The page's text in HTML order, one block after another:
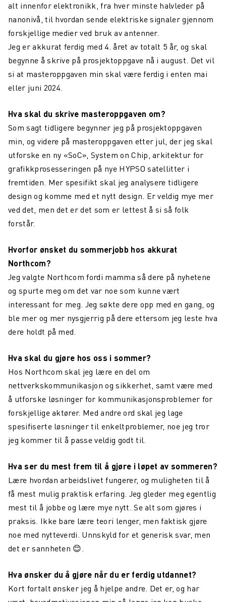
alt innenfor elektronikk, fra hver minste halvleder på
nanonivå, til hvordan sende elektriske signaler gjennom
forskjellige medier ved bruk av antenner.
Jeg er akkurat ferdig med 4. året av totalt 5 år, og skal
begynne å skrive på prosjektoppgave nå i august. Det vil
si at masteroppgaven min skal være ferdig i enten mai
eller juni 2024.
Hva skal du skrive masteroppgaven om?
Som sagt tidligere begynner jeg på prosjektoppgaven
min, og videre på masteroppgaven etter jul, der jeg skal
utforske en ny «SoC», System on Chip, arkitektur for
grafikkprosesseringen på nye HYPSO satellitter i
fremtiden. Mer spesifikt skal jeg analysere tidligere
design og komme med et nytt design. Er veldig mye mer
ved det, men det er det som er lettest å si så folk
forstår.
Hvorfor ønsket du sommerjobb hos akkurat
Northcom?
Jeg valgte Northcom fordi mamma så dere på nyhetene
og spurte meg om det var noe som kunne vært
interessant for meg. Jeg søkte dere opp med en gang, og
ble mer og mer nysgjerrig på dere ettersom jeg leste hva
dere holdt på med.
Hva skal du gjøre hos oss i sommer?
Hos Northcom skal jeg lære en del om
nettverkskommunikasjon og sikkerhet, samt være med
å utforske løsninger for kommunikasjonsproblemer for
forskjellige aktører. Med andre ord skal jeg lage
spesifiserte løsninger til enkeltproblemer, noe jeg tror
jeg kommer til å passe veldig godt til.
Hva ser du mest frem til å gjøre i løpet av sommeren?
Lære hvordan arbeidslivet fungerer, og muligheten til å
få mest mulig praktisk erfaring. Jeg gleder meg egentlig
mest til å jobbe og lære mye nytt. Se alt som gjøres i
praksis. Ikke bare lære teori lenger, men faktisk gjøre
noe med nytteverdi. Unnskyld for et generisk svar, men
det er sannheten 😊.
Hva ønsker du å gjøre når du er ferdig utdannet?
Kort fortalt ønsker jeg å hjelpe andre. Det er, og har